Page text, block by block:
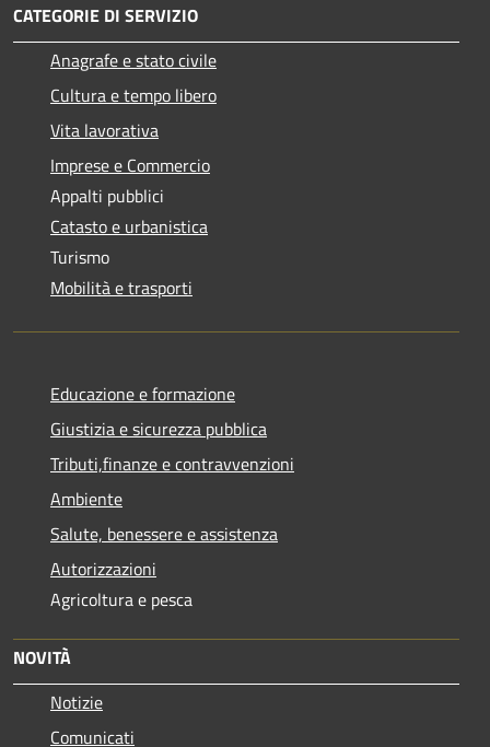
CATEGORIE DI SERVIZIO
Anagrafe e stato civile
Cultura e tempo libero
Vita lavorativa
Imprese e Commercio
Appalti pubblici
Catasto e urbanistica
Turismo
Mobilità e trasporti
Educazione e formazione
Giustizia e sicurezza pubblica
Tributi,finanze e contravvenzioni
Ambiente
Salute, benessere e assistenza
Autorizzazioni
Agricoltura e pesca
NOVITÀ
Notizie
Comunicati